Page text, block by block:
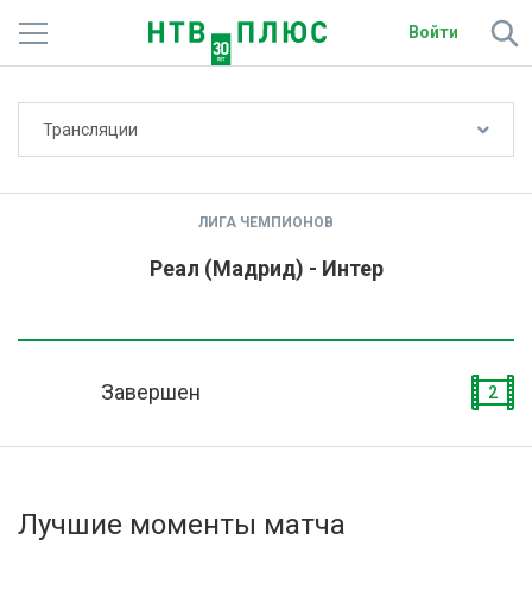
Войти
Активировать промокод
Трансляции
ЛИГА ЧЕМПИОНОВ
Реал (Мадрид) - Интер
Завершен 2
Лучшие моменты матча